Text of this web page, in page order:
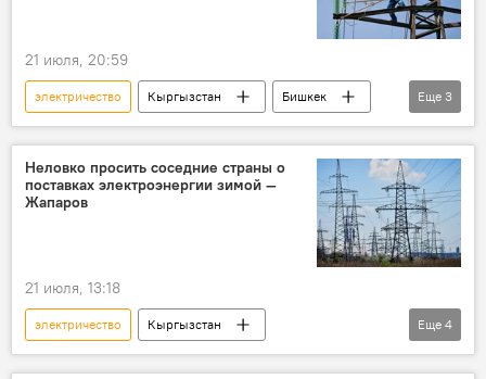
21 июля, 20:59
электричество Кыргызстан
Бишкек
отключения
свет ремонт
Еще 3
Неловко просить соседние страны о
поставках электроэнергии зимой —
Жапаров
21 июля, 13:18
электричество
Кыргызстан
Садыр Жапаров
электроэнергия
Еще 4